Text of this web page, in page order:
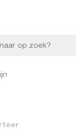
op zoek?